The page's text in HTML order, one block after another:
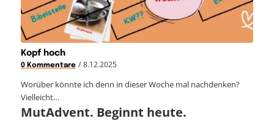
Kopf hoch
0 Kommentare / 8.12.2025
Worüber könnte ich denn in dieser Woche mal nachdenken?
Vielleicht…
MutAdvent. Beginnt heute.